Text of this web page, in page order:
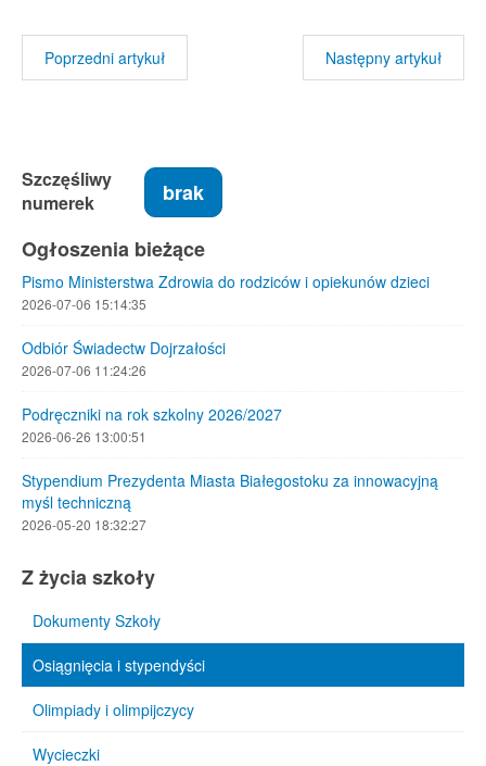
Poprzedni artykuł Następny artykuł
Szczęśliwy
numerek
brak
Ogłoszenia bieżące
Pismo Ministerstwa Zdrowia do rodziców i opiekunów dzieci
2026-07-06 15:14:35
Odbiór Świadectw Dojrzałości
2026-07-06 11:24:26
Podręczniki na rok szkolny 2026/2027
2026-06-26 13:00:51
Stypendium Prezydenta Miasta Białegostoku za innowacyjną
myśl techniczną
2026-05-20 18:32:27
Z życia szkoły
Dokumenty Szkoły
Osiągnięcia i stypendyści
Olimpiady i olimpijczycy
Wycieczki